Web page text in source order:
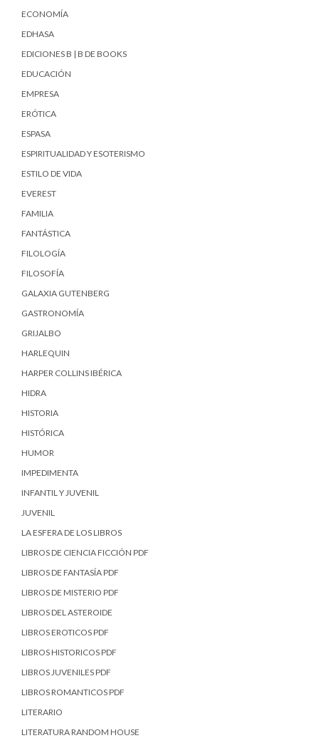
ECONOMÍA
EDHASA
EDICIONES B | B DE BOOKS
EDUCACIÓN
EMPRESA
ERÓTICA
ESPASA
ESPIRITUALIDAD Y ESOTERISMO
ESTILO DE VIDA
EVEREST
FAMILIA
FANTÁSTICA
FILOLOGÍA
FILOSOFÍA
GALAXIA GUTENBERG
GASTRONOMÍA
GRIJALBO
HARLEQUIN
HARPER COLLINS IBÉRICA
HIDRA
HISTORIA
HISTÓRICA
HUMOR
IMPEDIMENTA
INFANTIL Y JUVENIL
JUVENIL
LA ESFERA DE LOS LIBROS
LIBROS DE CIENCIA FICCIÓN PDF
LIBROS DE FANTASÍA PDF
LIBROS DE MISTERIO PDF
LIBROS DEL ASTEROIDE
LIBROS EROTICOS PDF
LIBROS HISTORICOS PDF
LIBROS JUVENILES PDF
LIBROS ROMANTICOS PDF
LITERARIO
LITERATURA RANDOM HOUSE